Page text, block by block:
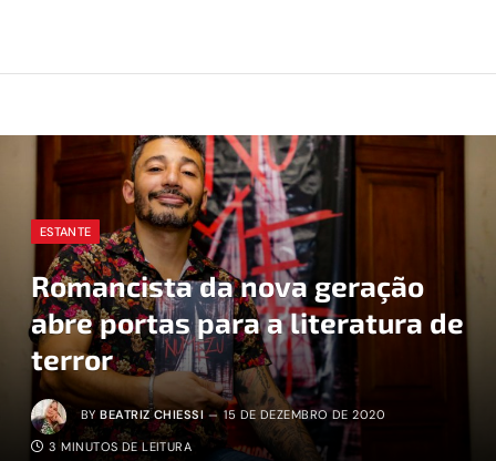
ESTANTE
Romancista da nova geração
abre portas para a literatura de
terror
BY BEATRIZ CHIESSI 15 DE DEZEMBRO DE 2020
3 MINUTOS DE LEITURA